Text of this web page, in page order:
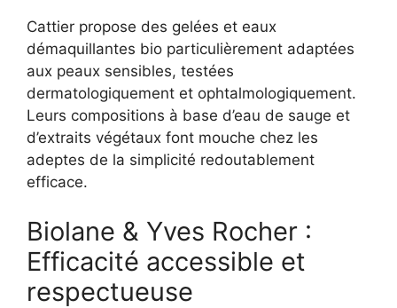
Cattier propose des gelées et eaux
démaquillantes bio particulièrement adaptées
aux peaux sensibles, testées
dermatologiquement et ophtalmologiquement.
Leurs compositions à base d’eau de sauge et
d’extraits végétaux font mouche chez les
adeptes de la simplicité redoutablement
efficace.
Biolane & Yves Rocher :
Efficacité accessible et
respectueuse